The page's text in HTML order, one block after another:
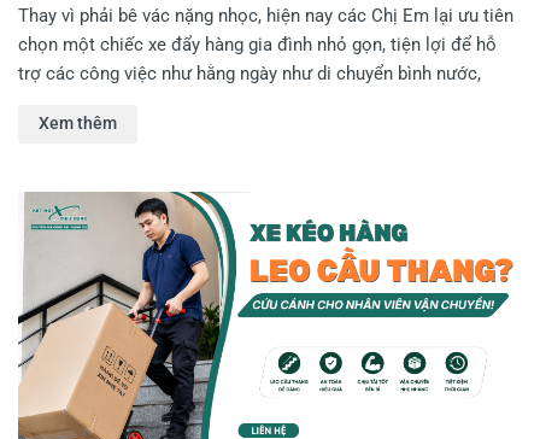
Thay vì phải bê vác nặng nhọc, hiện nay các Chị Em lại ưu tiên
chọn một chiếc xe đẩy hàng gia đình nhỏ gọn, tiện lợi để hỗ
trợ các công việc như hằng ngày như di chuyển bình nước,
nhà. Vậy đâu là những mẫu xe đẩy hàng phù hợp cho gia đình,
khám phá ngay trong bài viết dưới đây!
Xem thêm